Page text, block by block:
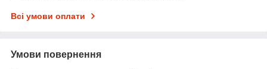
Всі умови оплати
Умови повернення